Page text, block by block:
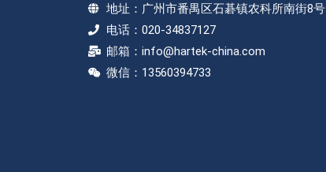
地址：广州市番禺区石碁镇农科所南街8号
电话：020-34837127
邮箱：info@hartek-china.com
微信：13560394733